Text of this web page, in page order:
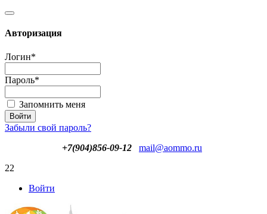
Авторизация
Логин*
Пароль*
Запомнить меня
Забыли свой пароль?
+7(904)856-09-12
mail@aommo.ru
22
Войти